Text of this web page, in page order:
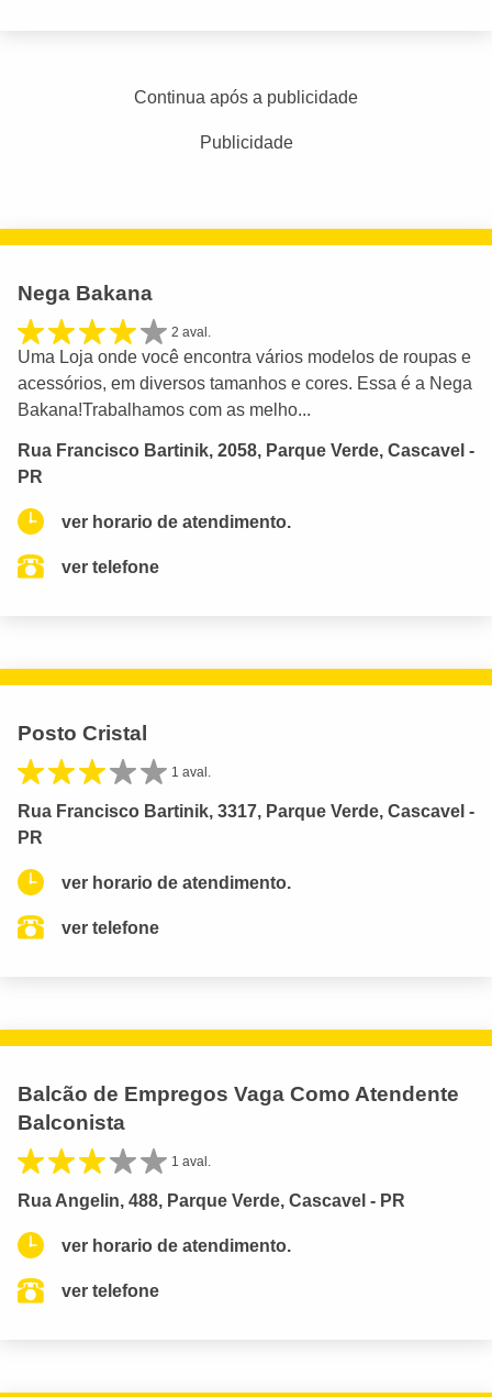
Continua após a publicidade
Publicidade
Nega Bakana
2 aval.
Uma Loja onde você encontra vários modelos de roupas e
acessórios, em diversos tamanhos e cores. Essa é a Nega
Bakana!Trabalhamos com as melho...
Rua Francisco Bartinik, 2058, Parque Verde, Cascavel -
PR
ver horario de atendimento.
ver telefone
Posto Cristal
1 aval.
Rua Francisco Bartinik, 3317, Parque Verde, Cascavel -
PR
ver horario de atendimento.
ver telefone
Balcão de Empregos Vaga Como Atendente
Balconista
1 aval.
Rua Angelin, 488, Parque Verde, Cascavel - PR
ver horario de atendimento.
ver telefone